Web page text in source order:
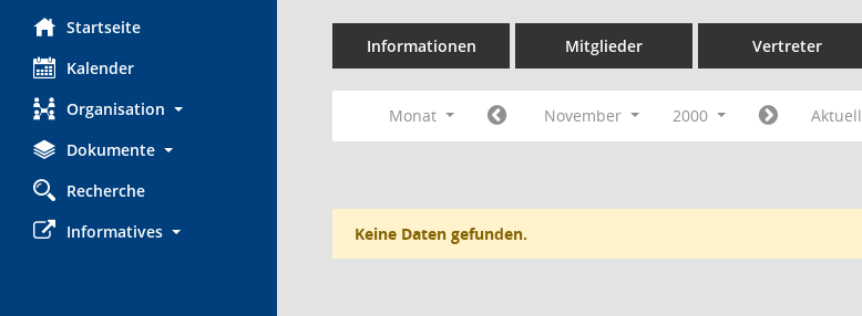
Startseite
Kalender
Organisation
Dokumente
Recherche
Informatives
Informationen Mitglieder Vertreter
Monat November 2000 Aktuell
Keine Daten gefunden.